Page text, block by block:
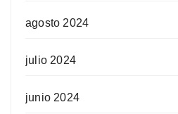
agosto 2024
julio 2024
junio 2024